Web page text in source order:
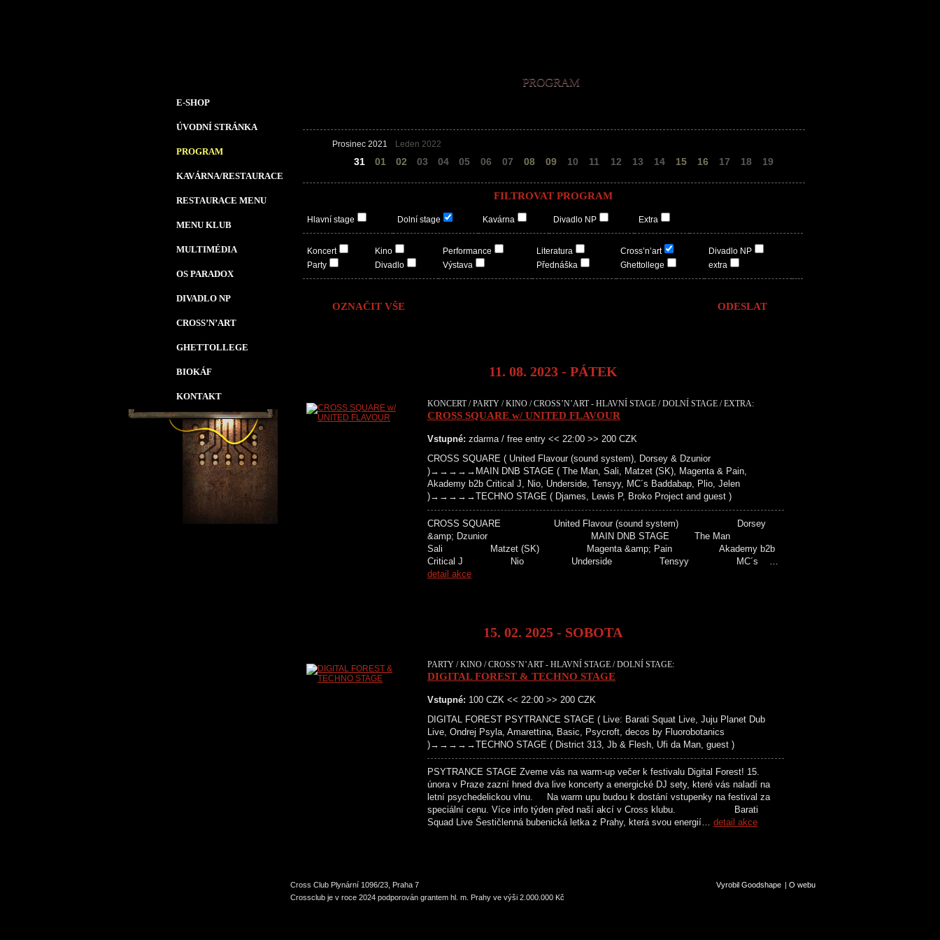
E-SHOP
ÚVODNÍ STRÁNKA
PROGRAM
KAVÁRNA/RESTAURACE
RESTAURACE MENU
MENU KLUB
MULTIMÉDIA
OS PARADOX
DIVADLO NP
CROSS’N’ART
GHETTOLLEGE
BIOKÁF
KONTAKT
PROGRAM
Prosinec 2021
31 01
Leden 2022
02 03 04 05 06 07 08 09 10 11 12 13 14 15 16 17 18 19
FILTROVAT PROGRAM
Hlavní stage Dolní stage Kavárna Divadlo NP Extra
Koncert
Party
Kino
Divadlo
Performance
Výstava
Literatura
Přednáška
Cross’n’art
Ghettollege
Divadlo NP
extra
OZNAČIT VŠE
11. 08. 2023 - PÁTEK
KONCERT / PARTY / KINO / CROSS’N’ART - HLAVNÍ STAGE / DOLNÍ STAGE / EXTRA:
CROSS SQUARE w/ UNITED FLAVOUR
Vstupné: zdarma / free entry << 22:00 >> 200 CZK
CROSS SQUARE ( United Flavour (sound system), Dorsey & Dzunior
)→→→→→MAIN DNB STAGE ( The Man, Sali, Matzet (SK), Magenta & Pain,
Akademy b2b Critical J, Nio, Underside, Tensyy, MC´s Baddabap, Plio, Jelen
)→→→→→TECHNO STAGE ( Djames, Lewis P, Broko Project and guest )
CROSS SQUARE United Flavour (sound system) Dorsey
&amp; Dzunior MAIN DNB STAGE The Man
Sali Matzet (SK) Magenta &amp; Pain Akademy b2b
Critical J Nio Underside Tensyy MC´s …
detail akce
15. 02. 2025 - SOBOTA
PARTY / KINO / CROSS’N’ART - HLAVNÍ STAGE / DOLNÍ STAGE:
DIGITAL FOREST & TECHNO STAGE
Vstupné: 100 CZK << 22:00 >> 200 CZK
DIGITAL FOREST PSYTRANCE STAGE ( Live: Barati Squat Live, Juju Planet Dub
Live, Ondrej Psyla, Amarettina, Basic, Psycroft, decos by Fluorobotanics
)→→→→→TECHNO STAGE ( District 313, Jb & Flesh, Ufi da Man, guest )
PSYTRANCE STAGE Zveme vás na warm-up večer k festivalu Digital Forest! 15.
února v Praze zazní hned dva live koncerty a energické DJ sety, které vás naladí na
letní psychedelickou vlnu. Na warm upu budou k dostání vstupenky na festival za
speciální cenu. Více info týden před naší akcí v Cross klubu. Barati
Squad Live Šestičlenná bubenická letka z Prahy, která svou energií… detail akce
Cross Club Plynární 1096/23, Praha 7 Vyrobil Goodshape | O webu
Crossclub je v roce 2024 podporován grantem hl. m. Prahy ve výši 2.000.000 Kč